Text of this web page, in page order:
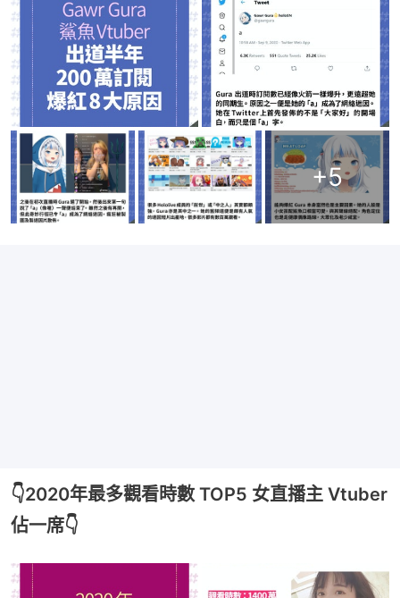
+5
👇2020年最多觀看時數 TOP5 女直播主 Vtuber
佔一席👇